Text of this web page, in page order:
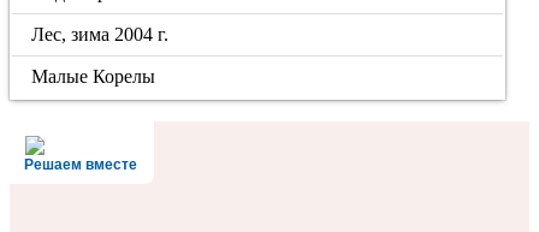
Лес, зима 2004 г.
Малые Корелы
Решаем вместе